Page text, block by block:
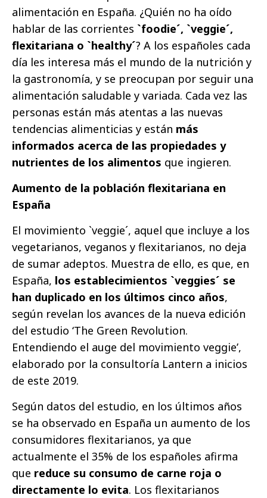
alimentación en España. ¿Quién no ha oído
hablar de las corrientes `foodie´, `veggie´,
flexitariana o `healthy´? A los españoles cada
día les interesa más el mundo de la nutrición y
la gastronomía, y se preocupan por seguir una
alimentación saludable y variada. Cada vez las
personas están más atentas a las nuevas
tendencias alimenticias y están más
informados acerca de las propiedades y
nutrientes de los alimentos que ingieren.
Aumento de la población flexitariana en
España
El movimiento `veggie´, aquel que incluye a los
vegetarianos, veganos y flexitarianos, no deja
de sumar adeptos. Muestra de ello, es que, en
España, los establecimientos `veggies´ se
han duplicado en los últimos cinco años,
según revelan los avances de la nueva edición
del estudio ‘The Green Revolution.
Entendiendo el auge del movimiento veggie’,
elaborado por la consultoría Lantern a inicios
de este 2019.
Según datos del estudio, en los últimos años
se ha observado en España un aumento de los
consumidores flexitarianos, ya que
actualmente el 35% de los españoles afirma
que reduce su consumo de carne roja o
directamente lo evita. Los flexitarianos